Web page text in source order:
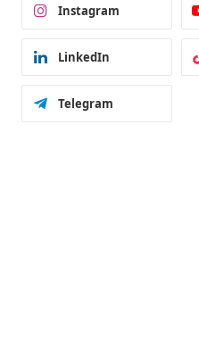
Instagram
LinkedIn
Telegram